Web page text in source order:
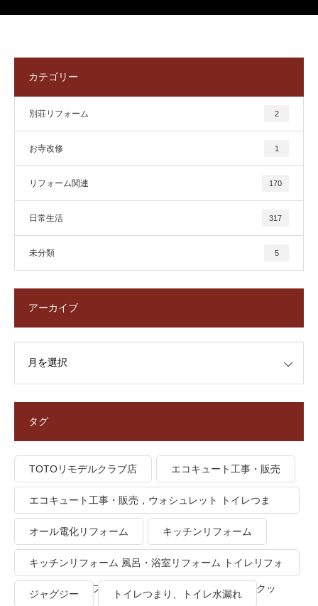
カテゴリー
別荘リフォーム 2
お寺改修 1
リフォーム関連 170
日常生活 317
未分類 5
アーカイブ
タグ
TOTOリモデルクラブ店 エコキュート工事・販売
エコキュート工事・販売，ウォシュレット トイレつま
り、トイレ水漏れ
オール電化リフォーム キッチンリフォーム
キッチンリフォーム 風呂・浴室リフォーム トイレリフォ
ーム 洗面所リフォーム オール電化リフォーム ＩＨクッ
ジャグジー トイレつまり、トイレ水漏れ